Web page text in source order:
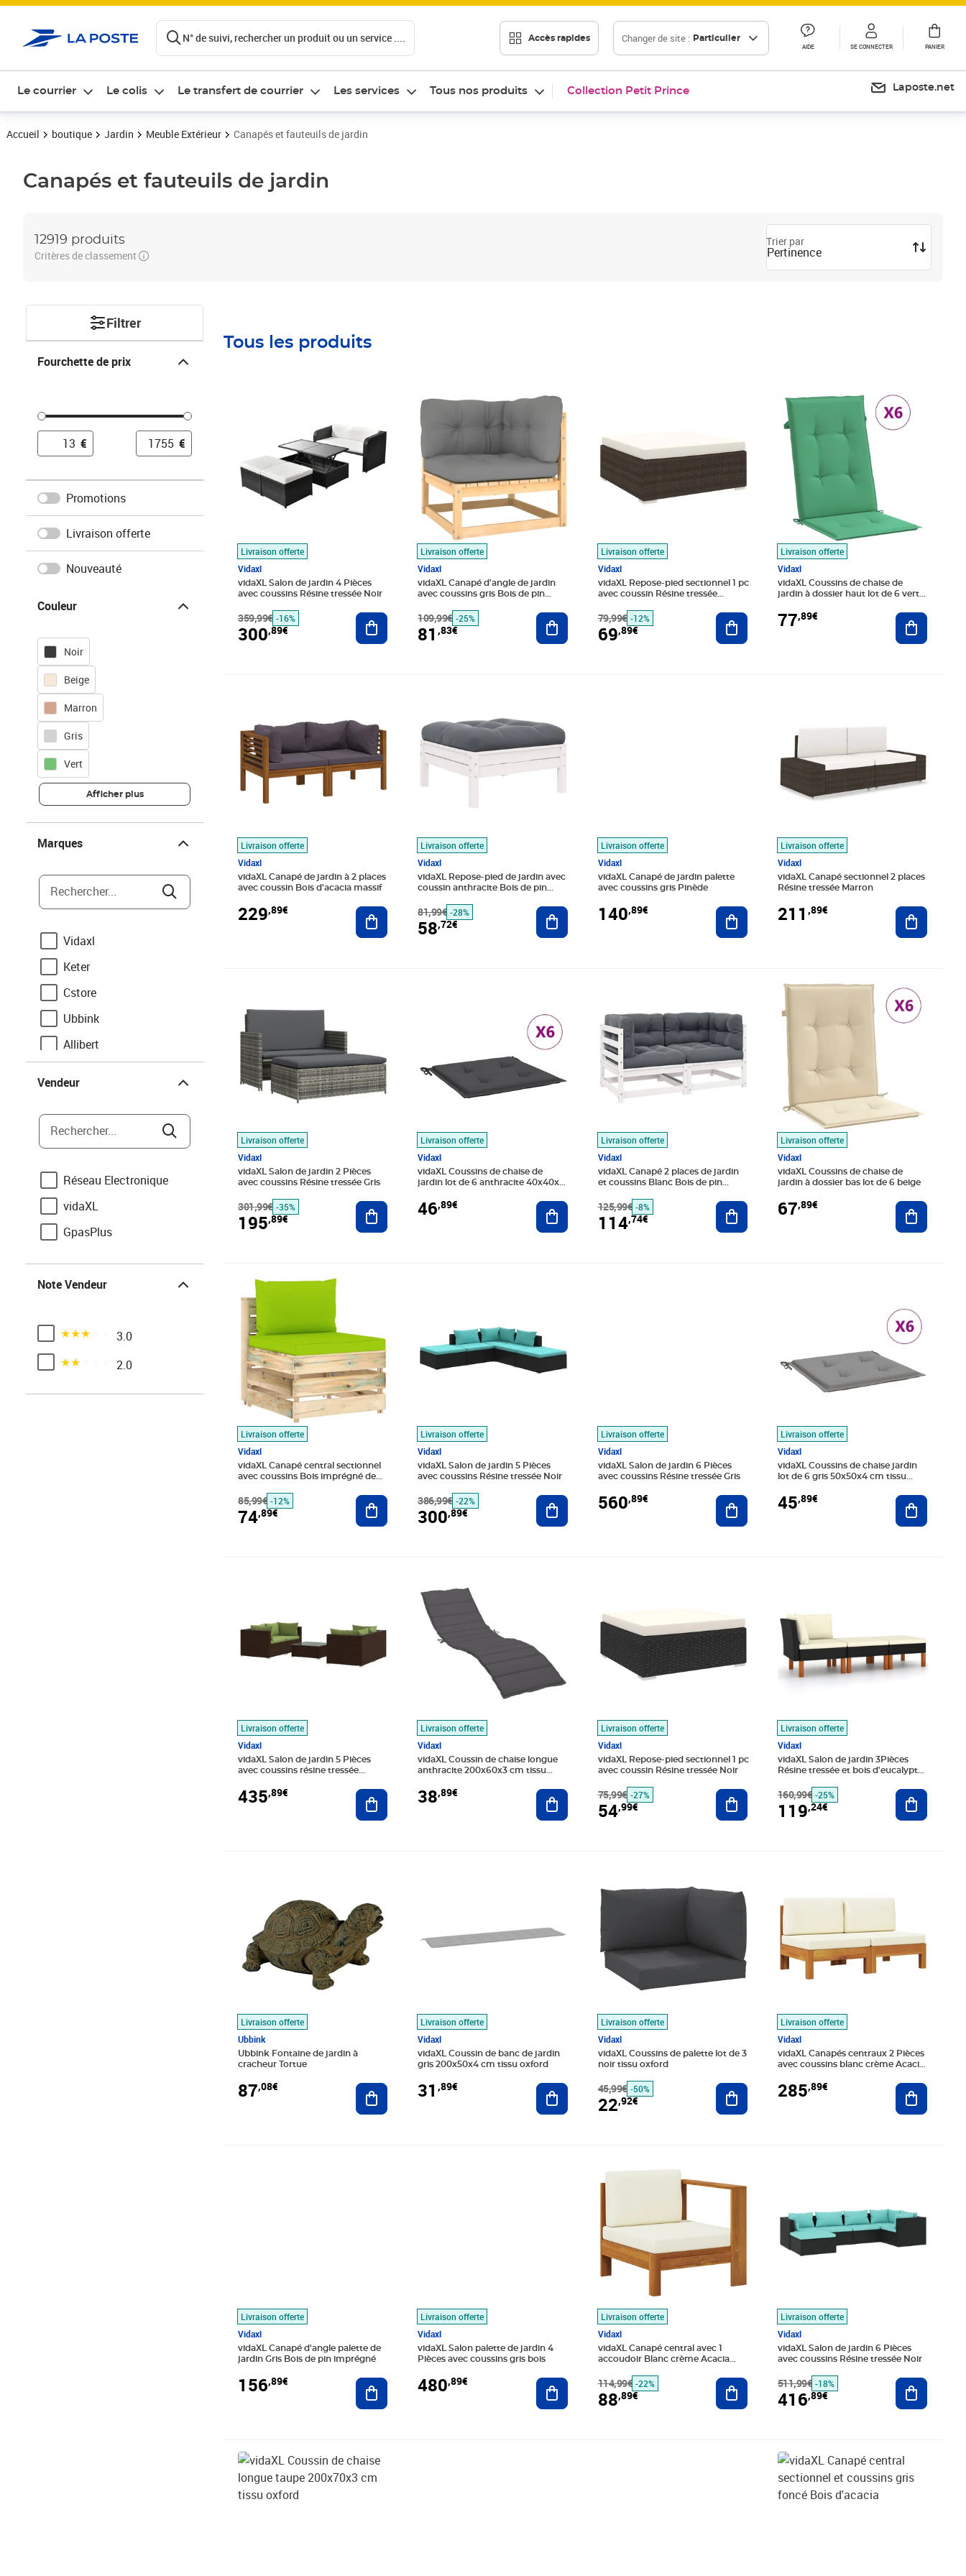
N° de suivi, rechercher un produit ou un service .... Accès rapides Changer de site : Particulier
AIDE SE CONNECTER PANIER
Le courrier Le colis Le transfert de courrier Les services Tous nos produits Collection Petit Prince Laposte.net
Accueil boutique Jardin Meuble Extérieur Canapés et fauteuils de jardin
Canapés et fauteuils de jardin
12919 produits
Critères de classement
Trier par
Pertinence
Filtrer
Fourchette de prix
€ €
Promotions
Livraison offerte
Nouveauté
Couleur
Noir
Beige
Marron
Gris
Vert
Afficher plus
Marques
Rechercher...
Vidaxl
Keter
Cstore
Ubbink
Allibert
Perel
Vendeur
Rechercher...
Réseau Electronique
vidaXL
GpasPlus
Note Vendeur
Noté 3 sur 53.0
Noté 2 sur 52.0
Tous les produits
Livraison offerte
Vidaxl
vidaXL Salon de jardin 4 Pièces
avec coussins Résine tressée Noir
359,99€ -16%
300,89€
Ajouter au panier
Livraison offerte
Vidaxl
vidaXL Canapé d'angle de jardin
avec coussins gris Bois de pin
109,99€
Prix barré 109,99€
-25%
81,83€
Prix 81,83€
Ajouter au panier
Livraison offerte
Vidaxl
vidaXL Repose-pied sectionnel 1 pc
avec coussin Résine tressée
79,99€ -12%
69,89€
Ajouter au panier
Livraison offerte
Vidaxl
vidaXL Coussins de chaise de
jardin à dossier haut lot de 6 vert
77,89€
Prix 77,89€
Ajouter
Livraison offerte
Vidaxl
vidaXL Canapé de jardin à 2 places
avec coussin Bois d'acacia massif
229,89€ Ajouter au panier
Livraison offerte
Vidaxl
vidaXL Repose-pied de jardin avec
coussin anthracite Bois de pin
81,99€ -28%
58,72€
Ajouter au panier
Livraison offerte
Vidaxl
vidaXL Canapé de jardin palette
avec coussins gris Pinède
140,89€ Ajouter au panier
Livraison offerte
Vidaxl
vidaXL Canapé sectionnel 2 places
Résine tressée Marron
211 ,89€ Ajouter
Livraison offerte
Vidaxl
vidaXL Salon de jardin 2 Pièces
avec coussins Résine tressée Gris
301,99€ -35%
195,89€
Ajouter au panier
Livraison offerte
Vidaxl
vidaXL Coussins de chaise de
jardin lot de 6 anthracite 40x40x4
46,89€ Ajouter au panier
Livraison offerte
Vidaxl
vidaXL Canapé 2 places de jardin
et coussins Blanc Bois de pin
125,99€ -8%
114,74€
Ajouter au panier
Livraison offerte
Vidaxl
vidaXL Coussins de chaise de
jardin à dossier bas lot de 6 beige
67,89€
Prix 67,89€
Ajouter
Livraison offerte
Vidaxl
vidaXL Canapé central sectionnel
avec coussins Bois imprégné de
85,99€
Prix barré 85,99€
-12%
74,89€
Prix 74,89€
Ajouter au panier
Livraison offerte
Vidaxl
vidaXL Salon de jardin 5 Pièces
avec coussins Résine tressée Noir
386,99€ -22%
300,89€
Ajouter au panier
Livraison offerte
Vidaxl
vidaXL Salon de jardin 6 Pièces
avec coussins Résine tressée Gris
560,89€ Ajouter au panier
Livraison offerte
Vidaxl
vidaXL Coussins de chaise jardin
lot de 6 gris 50x50x4 cm tissu
45,89€ Ajouter
Livraison offerte
Vidaxl
vidaXL Salon de jardin 5 Pièces
avec coussins résine tressée
435,89€ Ajouter au panier
Livraison offerte
Vidaxl
vidaXL Coussin de chaise longue
anthracite 200x60x3 cm tissu
38,89€ Ajouter au panier
Livraison offerte
Vidaxl
vidaXL Repose-pied sectionnel 1 pc
avec coussin Résine tressée Noir
75,99€ -27%
54,99€
Ajouter au panier
Livraison offerte
Vidaxl
vidaXL Salon de jardin 3Pièces
Résine tressée et bois d'eucalyptus
160,99€ -25%
119,24€
Ajouter
Livraison offerte
Ubbink
Ubbink Fontaine de jardin à
cracheur Tortue
87,08€ Ajouter au panier
Livraison offerte
Vidaxl
vidaXL Coussin de banc de jardin
gris 200x50x4 cm tissu oxford
31,89€ Ajouter au panier
Livraison offerte
Vidaxl
vidaXL Coussins de palette lot de 3
noir tissu oxford
45,99€ -50%
22,92€
Ajouter au panier
Livraison offerte
Vidaxl
vidaXL Canapés centraux 2 Pièces
avec coussins blanc crème Acacia
285,89€ Ajouter
Livraison offerte
Vidaxl
vidaXL Canapé d'angle palette de
jardin Gris Bois de pin imprégné
156,89€ Ajouter au panier
Livraison offerte
Vidaxl
vidaXL Salon palette de jardin 4
Pièces avec coussins gris bois
480,89€ Ajouter au panier
Livraison offerte
Vidaxl
vidaXL Canapé central avec 1
accoudoir Blanc crème Acacia
114,99€ -22%
88,89€
Ajouter au panier
Livraison offerte
Vidaxl
vidaXL Salon de jardin 6 Pièces
avec coussins Résine tressée Noir
511,99€ -18%
416,89€
Ajouter
Prix 45,89€ Prix barré 124,99€
Prix 110,89€